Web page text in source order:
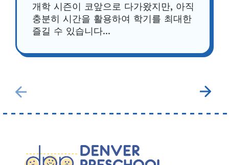
개학 시즌이 코앞으로 다가왔지만, 아직
충분히 시간을 활용하여 학기를 최대한
즐길 수 있습니다...